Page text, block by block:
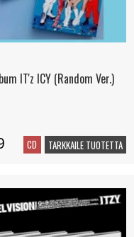
IT'z ICY (Random Ver.)
CD TARKKAILE TUOTETTA